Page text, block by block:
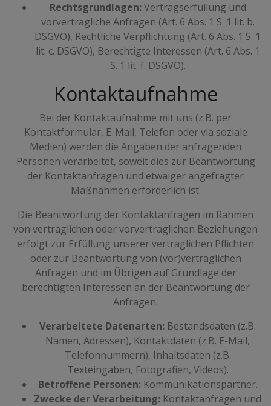
Rechtsgrundlagen:Vertragserfüllung und
vorvertragliche Anfragen (Art. 6 Abs. 1 S. 1 lit. b.
DSGVO), Rechtliche Verpflichtung (Art. 6 Abs. 1 S. 1
lit. c. DSGVO), Berechtigte Interessen (Art. 6 Abs. 1
S. 1 lit. f. DSGVO).
Kontaktaufnahme
Bei der Kontaktaufnahme mit uns (z.B. per
Kontaktformular, E-Mail, Telefon oder via soziale
Medien) werden die Angaben der anfragenden
Personen verarbeitet, soweit dies zur Beantwortung
der Kontaktanfragen und etwaiger angefragter
Maßnahmen erforderlich ist.
Die Beantwortung der Kontaktanfragen im Rahmen
von vertraglichen oder vorvertraglichen Beziehungen
erfolgt zur Erfüllung unserer vertraglichen Pflichten
oder zur Beantwortung von (vor)vertraglichen
Anfragen und im Übrigen auf Grundlage der
berechtigten Interessen an der Beantwortung der
Anfragen.
Verarbeitete Datenarten: Bestandsdaten (z.B.
Namen, Adressen), Kontaktdaten (z.B. E-Mail,
Telefonnummern), Inhaltsdaten (z.B.
Texteingaben, Fotografien, Videos).
Betroffene Personen:Kommunikationspartner.
Zwecke der Verarbeitung: Kontaktanfragen und